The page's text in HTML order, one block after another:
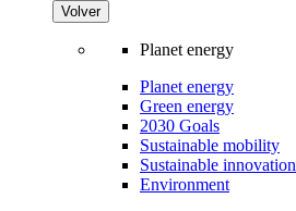
Volver
Planet energy
Planet energy
Green energy
2030 Goals
Sustainable mobility
Sustainable innovation
Environment